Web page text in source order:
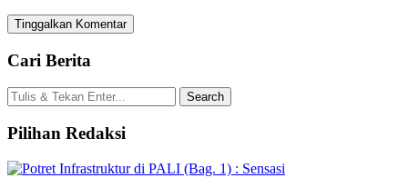
Tinggalkan Komentar
Cari Berita
Pilihan Redaksi